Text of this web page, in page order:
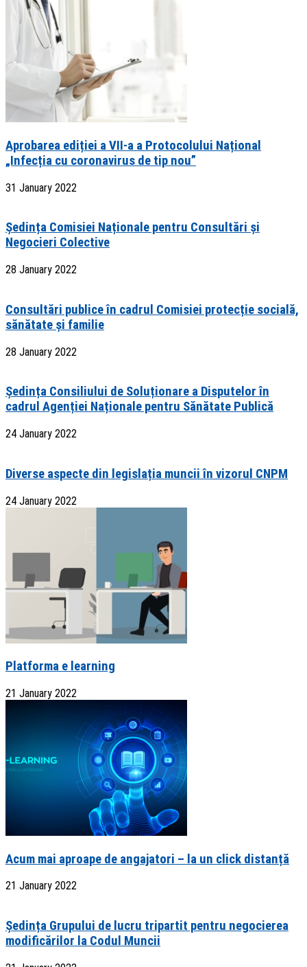
Aprobarea ediției a VII-a a Protocolului Național
„Infecția cu coronavirus de tip nou”
31 January 2022
Ședința Comisiei Naționale pentru Consultări și
Negocieri Colective
28 January 2022
Consultări publice în cadrul Comisiei protecție socială,
sănătate și familie
28 January 2022
Ședința Consiliului de Soluționare a Disputelor în
cadrul Agenției Naționale pentru Sănătate Publică
24 January 2022
Diverse aspecte din legislația muncii în vizorul CNPM
24 January 2022
Platforma e learning
21 January 2022
Acum mai aproape de angajatori – la un click distanță
21 January 2022
Ședința Grupului de lucru tripartit pentru negocierea
modificărilor la Codul Muncii